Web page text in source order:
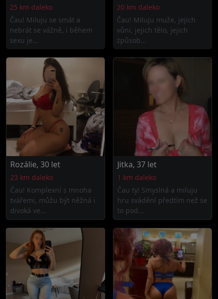
25 km daleko
Čau! Miluju se smát a
nebrát se vážně, i během
sexu je...
20 km daleko
Čau! Miluju muže, jejich
vůni, jejich tělo, jejich
způsob...
Rozálie, 30 let
23 km daleko
Čau! Komplexní s mnoha
tvářemi, můžu být něžná i
divoká ve...
Jitka, 37 let
1 km daleko
Čau ty! Smyslná a miluju
hru svádění předtím než se
to pod...